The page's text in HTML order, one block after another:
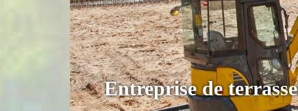
Entreprise de